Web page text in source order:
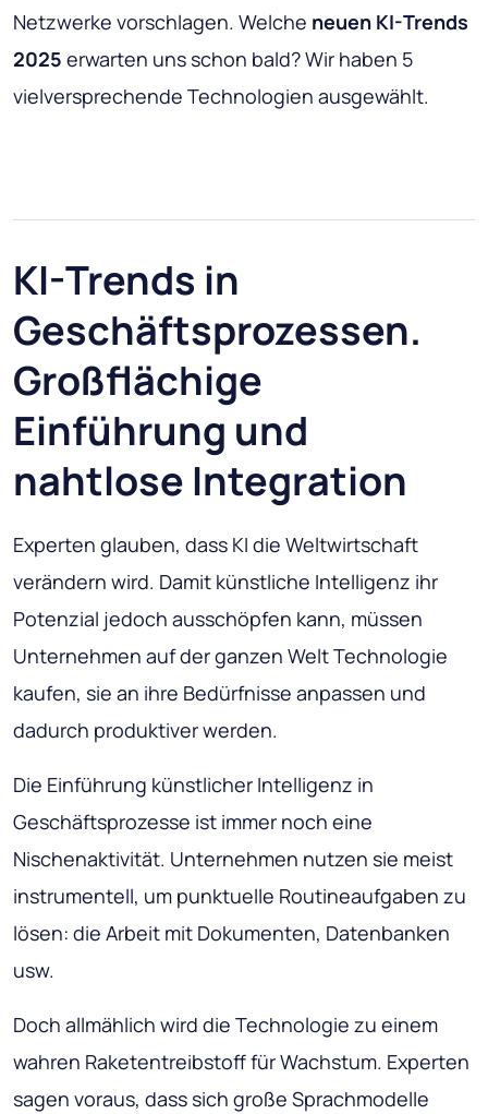
Netzwerke vorschlagen. Welche neuen KI-Trends
2025 erwarten uns schon bald? Wir haben 5
vielversprechende Technologien ausgewählt.
KI-Trends in
Geschäftsprozessen.
Großflächige
Einführung und
nahtlose Integration
Experten glauben, dass KI die Weltwirtschaft
verändern wird. Damit künstliche Intelligenz ihr
Potenzial jedoch ausschöpfen kann, müssen
Unternehmen auf der ganzen Welt Technologie
kaufen, sie an ihre Bedürfnisse anpassen und
dadurch produktiver werden.
Die Einführung künstlicher Intelligenz in
Geschäftsprozesse ist immer noch eine
Nischenaktivität. Unternehmen nutzen sie meist
instrumentell, um punktuelle Routineaufgaben zu
lösen: die Arbeit mit Dokumenten, Datenbanken
usw.
Doch allmählich wird die Technologie zu einem
wahren Raketentreibstoff für Wachstum. Experten
sagen voraus, dass sich große Sprachmodelle